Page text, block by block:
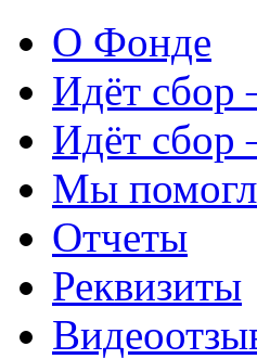
О Фонде
Идёт
Идёт
Мы
Отчеты
Реквизиты